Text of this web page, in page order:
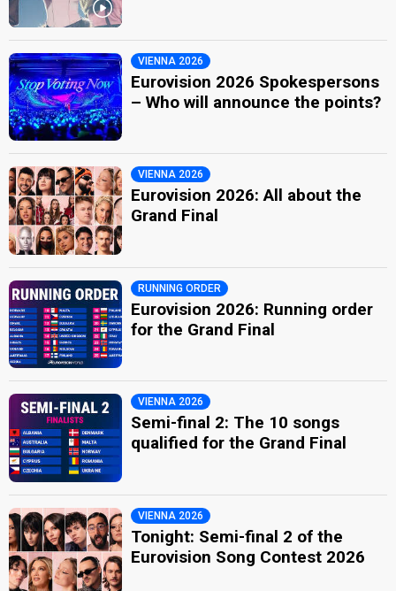
VIENNA 2026
Eurovision 2026 Spokespersons
– Who will announce the points?
VIENNA 2026
Eurovision 2026: All about the
Grand Final
RUNNING ORDER
Eurovision 2026: Running order
for the Grand Final
VIENNA 2026
Semi-final 2: The 10 songs
qualified for the Grand Final
VIENNA 2026
Tonight: Semi-final 2 of the
Eurovision Song Contest 2026